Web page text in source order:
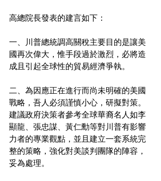
高總院長發表的建言如下：
一、川普總統調高關稅主要目的是讓美
國再次偉大，惟手段過於激烈，必將造
成且引起全球性的貿易經濟爭執。
二、為因應正在進行而尚未明確的美國
戰略，吾人必須謹慎小心，研擬對策。
建議政府決策者參考全球華裔名人如李
顯龍、張忠謀、黃仁勳等對川普有影響
力者的專業觀點，並且建立一套系統完
整的策略，強化對美談判團隊的陣容，
妥為處理。